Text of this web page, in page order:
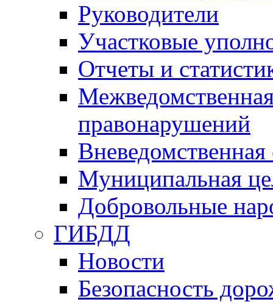
Руководители
Участковые
Отчеты и
правонарушений
Вневедомственная
Муниципальная
Добровольные
ГИБДД
Новости
Безопасность